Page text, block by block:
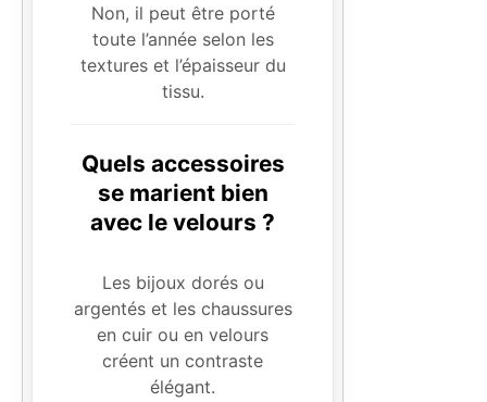
Non, il peut être porté
toute l’année selon les
textures et l’épaisseur du
tissu.
Quels accessoires
se marient bien
avec le velours ?
Les bijoux dorés ou
argentés et les chaussures
en cuir ou en velours
créent un contraste
élégant.